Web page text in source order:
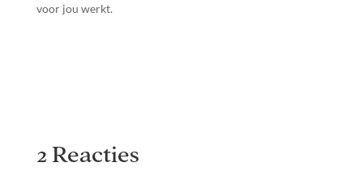
voor jou werkt.
2 Reacties